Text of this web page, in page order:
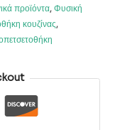
προϊόντα,Φυσική
κουζίνας,